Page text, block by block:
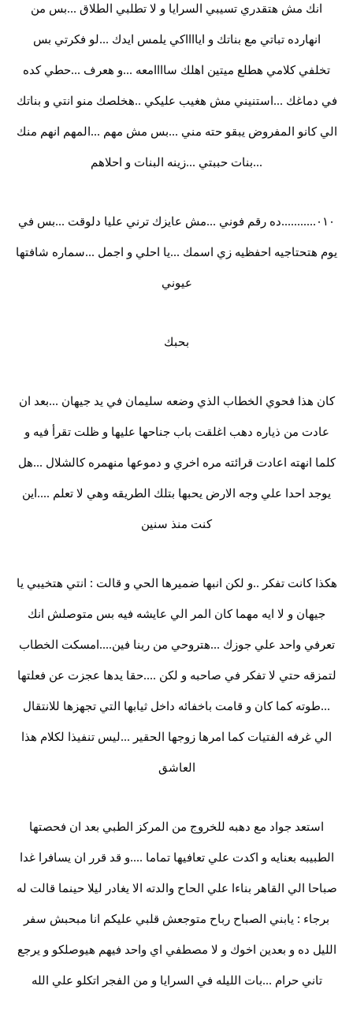
انك مش هتقدري تسيبي السرايا و لا تطلبي الطلاق ...بس من
انهارده تباتي مع بناتك و ايااااكي يلمس ايدك ...لو فكرتي بس
تخلفي كلامي هطلع ميتين اهلك ساااامعه ...و هعرف ...حطي كده
في دماغك ...استنيني مش هغيب عليكي ..هخلصك منو انتي و بناتك
الي كانو المفروض يبقو حته مني ...بس مش مهم ...المهم انهم منك
...بنات حببتي ...زينه البنات و احلاهم
٠١٠...........ده رقم فوني ...مش عايزك ترني عليا دلوقت ...بس في
يوم هتحتاجيه احفظيه زي اسمك ...يا احلي و اجمل ...سماره شافتها
عيوني
بحبك
كان هذا فحوي الخطاب الذي وضعه سليمان في يد جيهان ...بعد ان
عادت من ذياره دهب اغلقت باب جناحها عليها و ظلت تقرأ فيه و
كلما انهته اعادت قرائته مره اخري و دموعها منهمره كالشلال ...هل
يوجد احدا علي وجه الارض يحبها بتلك الطريقه وهي لا تعلم ....اين
كنت منذ سنين
هكذا كانت تفكر ..و لكن انبها ضميرها الحي و قالت : انتي هتخيبي يا
جيهان و لا ايه مهما كان المر الي عايشه فيه بس متوصلش انك
تعرفي واحد علي جوزك ...هتروحي من ربنا فين....امسكت الخطاب
لتمزقه حتي لا تفكر في صاحبه و لكن ....حقا يدها عجزت عن فعلتها
...طوته كما كان و قامت باخفائه داخل ثيابها التي تجهزها للانتقال
الي غرفه الفتيات كما امرها زوجها الحقير ...ليس تنفيذا لكلام هذا
العاشق
استعد جواد مع دهبه للخروج من المركز الطبي بعد ان فحصتها
الطبيبه بعنايه و اكدت علي تعافيها تماما ....و قد قرر ان يسافرا غدا
صباحا الي القاهر بناءا علي الحاح والدته الا يغادر ليلا حينما قالت له
برجاء : يابني الصباح رباح متوجعش قلبي عليكم انا مبحبش سفر
الليل ده و بعدين اخوك و لا مصطفي اي واحد فيهم هيوصلكو و يرجع
تاني حرام ...بات الليله في السرايا و من الفجر اتكلو علي الله